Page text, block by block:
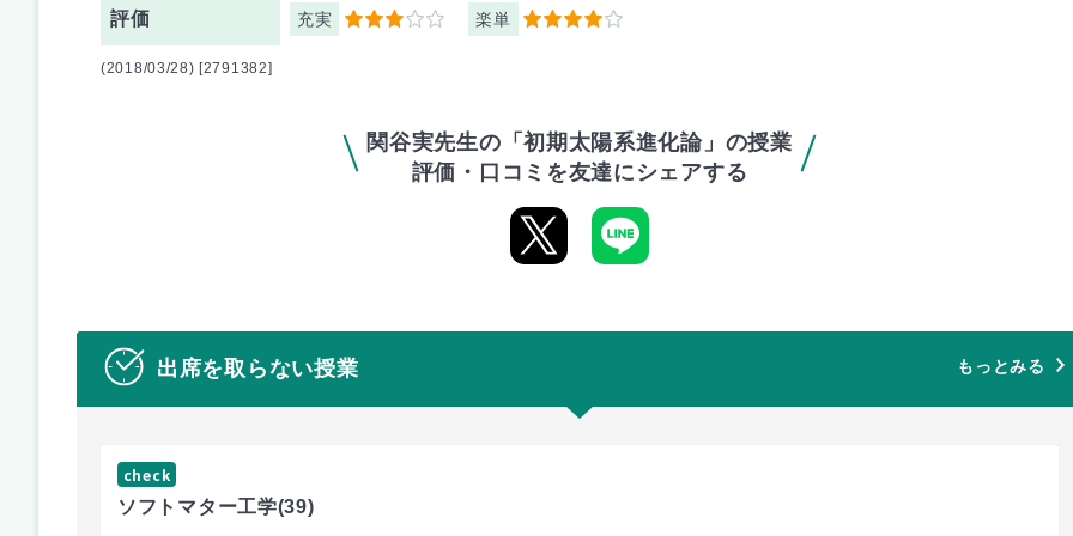
評価 充実 3 楽単 4
(2018/03/28) [2791382]
関谷実先生の「初期太陽系進化論」の授業
評価・口コミを友達にシェアする
出席を取らない授業 もっとみる
check
ソフトマター工学(39)